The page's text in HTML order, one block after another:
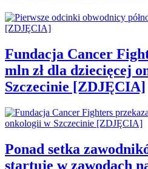
Fundacja Cancer
mln zł dla dziecięcej
Szczecinie [ZDJĘCIA]
Ponad setka
startuje w zawodach